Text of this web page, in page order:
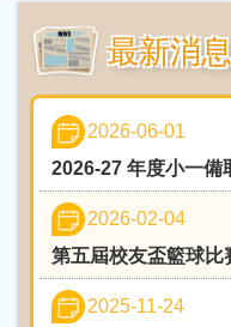
最新消息
2026-06-01
2026-27 年度小一備
2026-02-04
第五屆校友盃籃球比
2025-11-24